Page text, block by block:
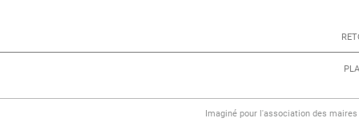
Imaginé pour l'association des